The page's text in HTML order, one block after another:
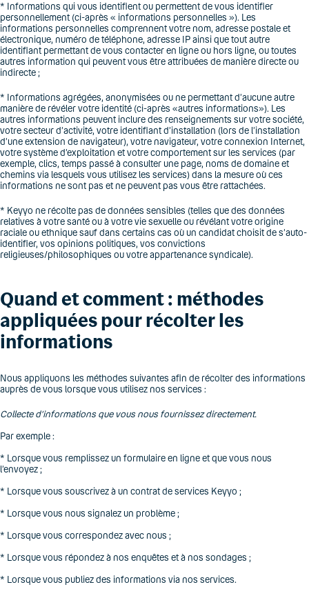
* Informations qui vous identifient ou permettent de vous identifier
personnellement (ci-après « informations personnelles »). Les
informations personnelles comprennent votre nom, adresse postale et
électronique, numéro de téléphone, adresse IP ainsi que tout autre
identifiant permettant de vous contacter en ligne ou hors ligne, ou toutes
autres information qui peuvent vous être attribuées de manière directe ou
indirecte ;
* Informations agrégées, anonymisées ou ne permettant d’aucune autre
manière de révéler votre identité (ci-après «autres informations»). Les
autres informations peuvent inclure des renseignements sur votre société,
votre secteur d’activité, votre identifiant d’installation (lors de l’installation
d’une extension de navigateur), votre navigateur, votre connexion Internet,
votre système d’exploitation et votre comportement sur les services (par
exemple, clics, temps passé à consulter une page, noms de domaine et
chemins via lesquels vous utilisez les services) dans la mesure où ces
informations ne sont pas et ne peuvent pas vous être rattachées.
* Keyyo ne récolte pas de données sensibles (telles que des données
relatives à votre santé ou à votre vie sexuelle ou révélant votre origine
raciale ou ethnique sauf dans certains cas où un candidat choisit de s’auto-
identifier, vos opinions politiques, vos convictions
religieuses/philosophiques ou votre appartenance syndicale).
Quand et comment : méthodes
appliquées pour récolter les
informations
Nous appliquons les méthodes suivantes afin de récolter des informations
auprès de vous lorsque vous utilisez nos services :
Collecte d’informations que vous nous fournissez directement.
Par exemple :
* Lorsque vous remplissez un formulaire en ligne et que vous nous
l’envoyez ;
* Lorsque vous souscrivez à un contrat de services Keyyo ;
* Lorsque vous nous signalez un problème ;
* Lorsque vous correspondez avec nous ;
* Lorsque vous répondez à nos enquêtes et à nos sondages ;
* Lorsque vous publiez des informations via nos services.